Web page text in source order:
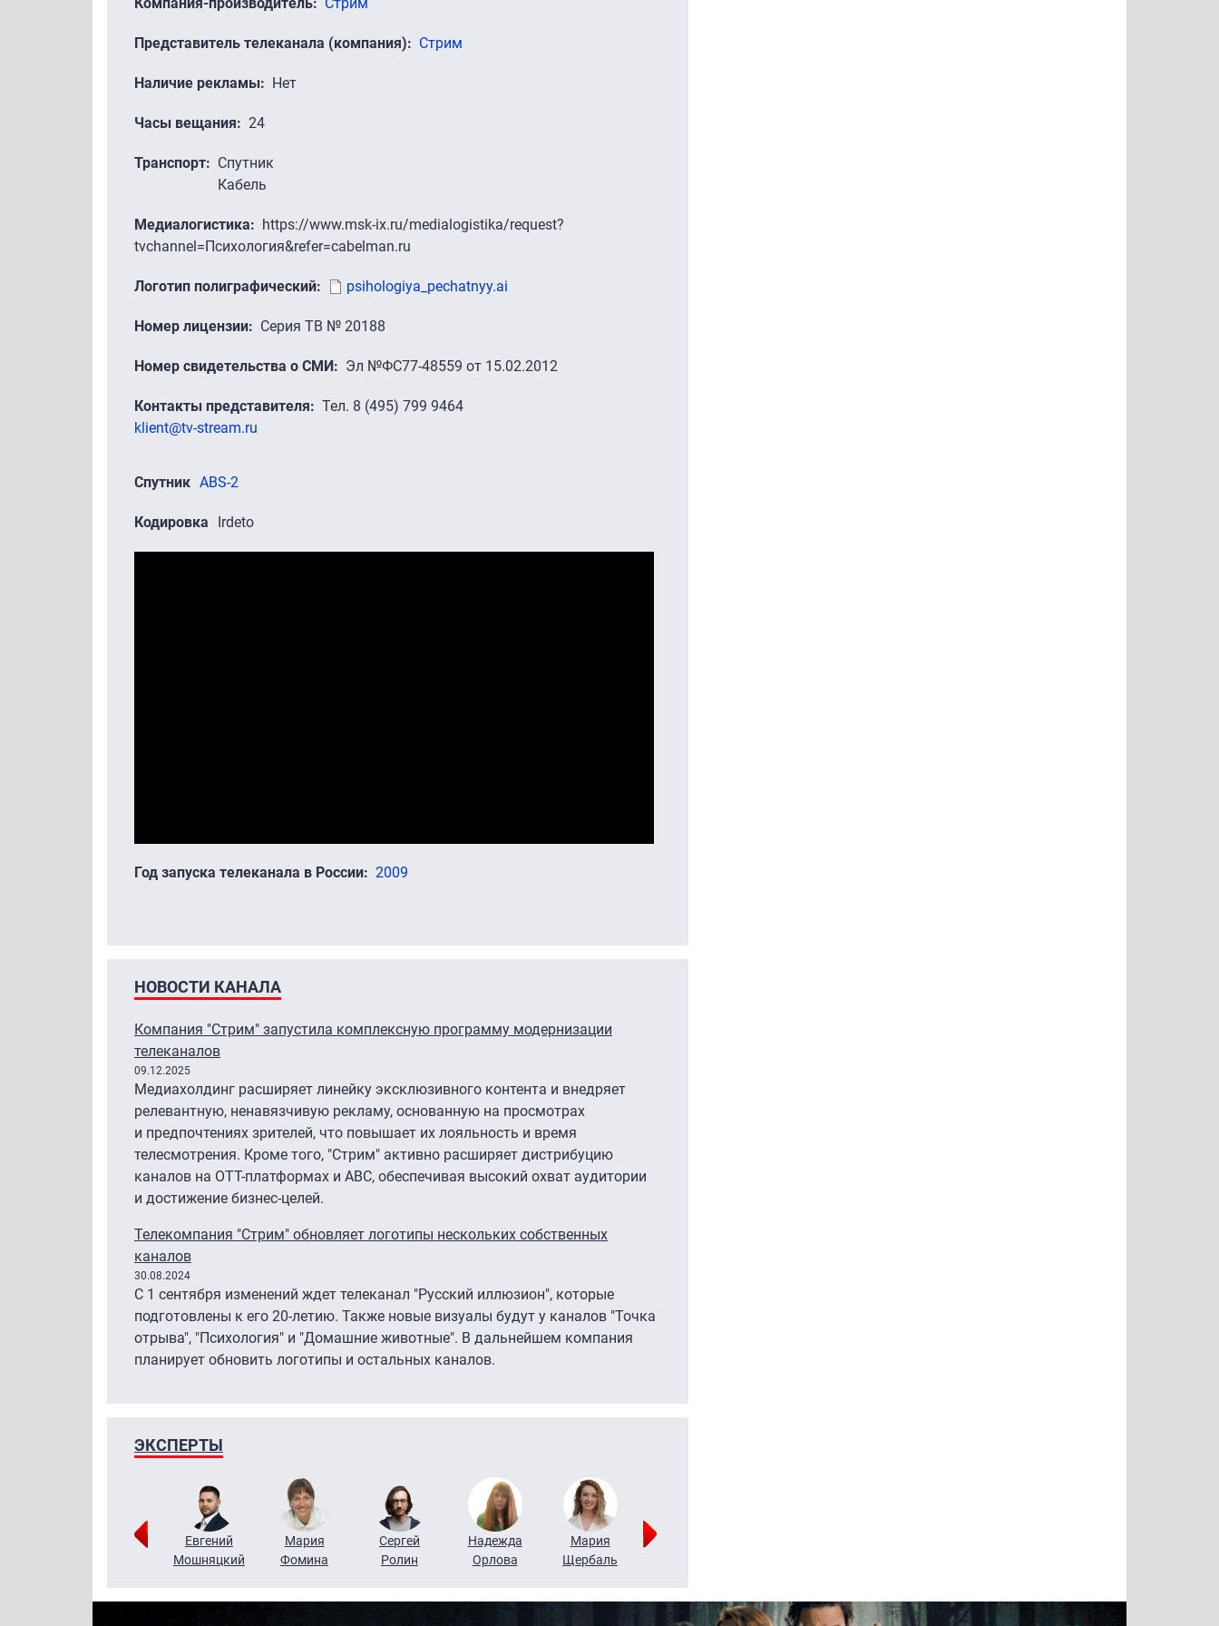
Представитель телеканала (компания) Стрим
Наличие рекламы Нет
Часы вещания 24
Транспорт
Спутник
Кабель
Медиалогистика
https://www.msk-ix.ru/medialogistika/request?
tvchannel=Психология&refer=cabelman.ru
Логотип полиграфический psihologiya_pechatnyy.ai
Номер лицензии Серия ТВ № 20188
Номер свидетельства о СМИ Эл №ФС77-48559 от 15.02.2012
Контакты представителя
Тел. 8 (495) 799 9464
klient@tv-stream.ru
Спутник ABS-2
Кодировка Irdeto
Год запуска телеканала в России 2009
НОВОСТИ КАНАЛА
Компания "Стрим" запустила комплексную программу модернизации
телеканалов
09.12.2025
Медиахолдинг расширяет линейку эксклюзивного контента и внедряет
релевантную, ненавязчивую рекламу, основанную на просмотрах
и предпочтениях зрителей, что повышает их лояльность и время
телесмотрения. Кроме того, "Стрим" активно расширяет дистрибуцию
каналов на ОТТ-платформах и АВС, обеспечивая высокий охват аудитории
и достижение бизнес-целей.
Телекомпания "Стрим" обновляет логотипы нескольких собственных
каналов
30.08.2024
С 1 сентября изменений ждет телеканал "Русский иллюзион", которые
подготовлены к его 20-летию. Также новые визуалы будут у каналов "Точка
отрыва", "Психология" и "Домашние животные". В дальнейшем компания
планирует обновить логотипы и остальных каналов.
ЭКСПЕРТЫ
Виктор
Евгений
Мошняцкий
Мария
Фомина
Сергей
Ролин
Надежда
Орлова
Мария
Щербаль